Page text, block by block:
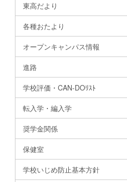
東高だより
各種おたより
オープンキャンパス情報
進路
学校評価・CAN-DOﾘｽﾄ
転入学・編入学
奨学金関係
保健室
学校いじめ防止基本方針